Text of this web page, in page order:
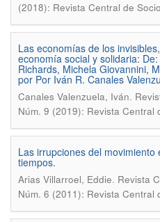
(2018): Revista Central de
Las economías de los
economía social y solidaria:
Richards, Michela Giovannini,
por Por Iván R. Canales
Canales Valenzuela, Iván.
Núm. 9 (2019): Revista Central
Las irrupciones del
tiempos.
Arias Villarroel, Eddie. Revista
Núm. 6 (2011): Revista Central